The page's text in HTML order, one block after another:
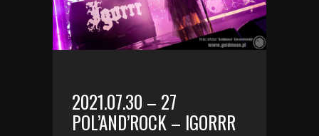
2021.07.30 – 27
POL’AND’ROCK – IGORRR